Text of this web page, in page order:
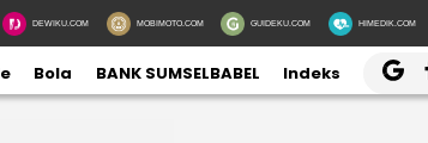
DEWIKU.COM MOBIMOTO.COM GUIDEKU.COM HIMEDIK.COM
Bola BANK SUMSELBABEL Indeks